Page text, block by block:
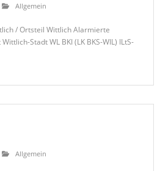
Allgemein
/ Ortsteil Wittlich Alarmierte
Stadt WL BKI (LK BKS-WIL) ILtS-
Allgemein